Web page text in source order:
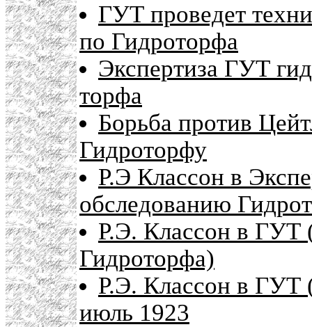
ГУТ проведет
по Гидроторфа
Экспертиза ГУТ
торфа
Борьба против
Гидроторфу
Р.Э Классон в
обследованию
Р.Э. Классон в ГУТ
Гидроторфа)
Р.Э. Классон в ГУТ
июль 1923